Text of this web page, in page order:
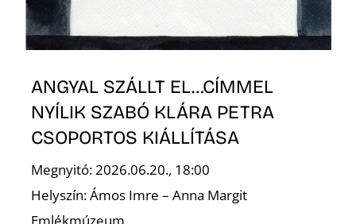
ANGYAL SZÁLLT EL…CÍMMEL
NYÍLIK SZABÓ KLÁRA PETRA
CSOPORTOS KIÁLLÍTÁSA
Megnyitó: 2026.06.20., 18:00
Helyszín: Ámos Imre – Anna Margit